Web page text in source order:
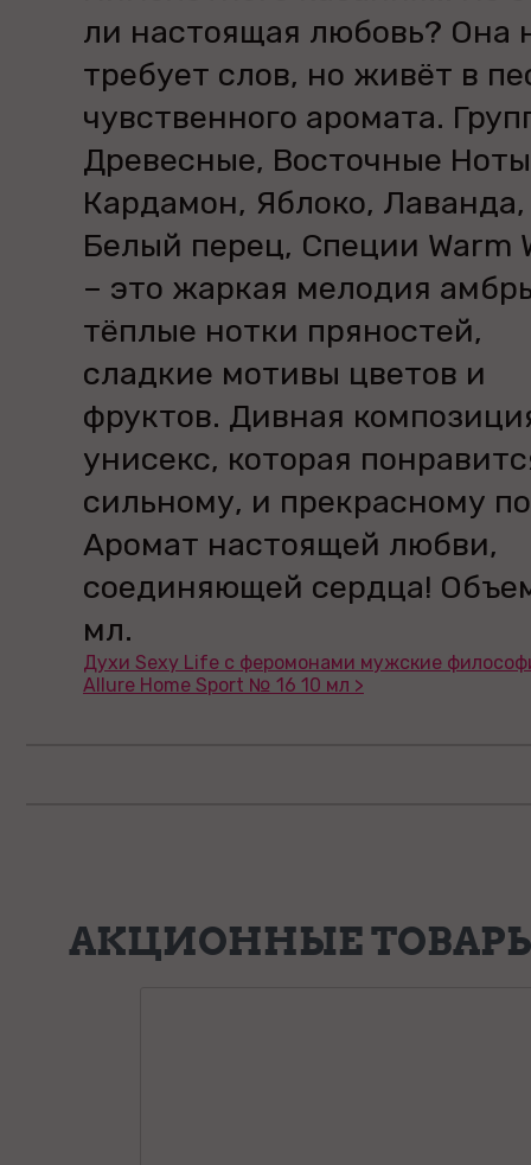
ли настоящая любовь? Она
требует слов, но живёт в
чувственного аромата.
Древесные, Восточные
Кардамон, Яблоко, Лаванда,
Белый перец, Специи Warm
– это жаркая мелодия
тёплые нотки пряностей,
сладкие мотивы цветов и
фруктов. Дивная
унисекс, которая
сильному, и прекрасному
Аромат настоящей любви,
соединяющей сердца!
мл.
Духи Sexy Life с феромонами мужские
Allure Home Sport № 16 10 мл >
АКЦИОННЫЕ